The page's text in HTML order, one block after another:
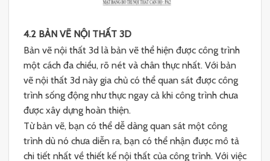
4.2 BẢN VẼ NỘI THẤT 3D
Bản vẽ nội thất 3d là bản vẽ thể hiện được công trình
một cách đa chiều, rõ nét và chân thực nhất. Với bản
vẽ nội thất 3d này gia chủ có thể quan sát được công
trình sống động như thực ngay cả khi công trình chưa
được xây dựng hoàn thiện.
Từ bản vẽ, bạn có thể dễ dàng quan sát một công
trình dù nó chưa diễn ra, bạn có thể nhận được mô tả
chi tiết nhất về thiết kế nội thất của công trình. Với việc